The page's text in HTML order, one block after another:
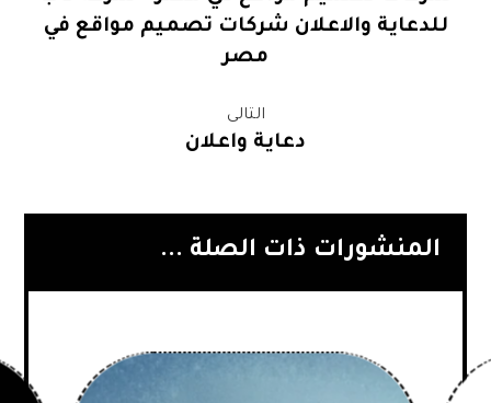
للدعاية والاعلان شركات تصميم مواقع في
مصر
التالى
دعاية واعلان
المنشورات ذات الصلة ...